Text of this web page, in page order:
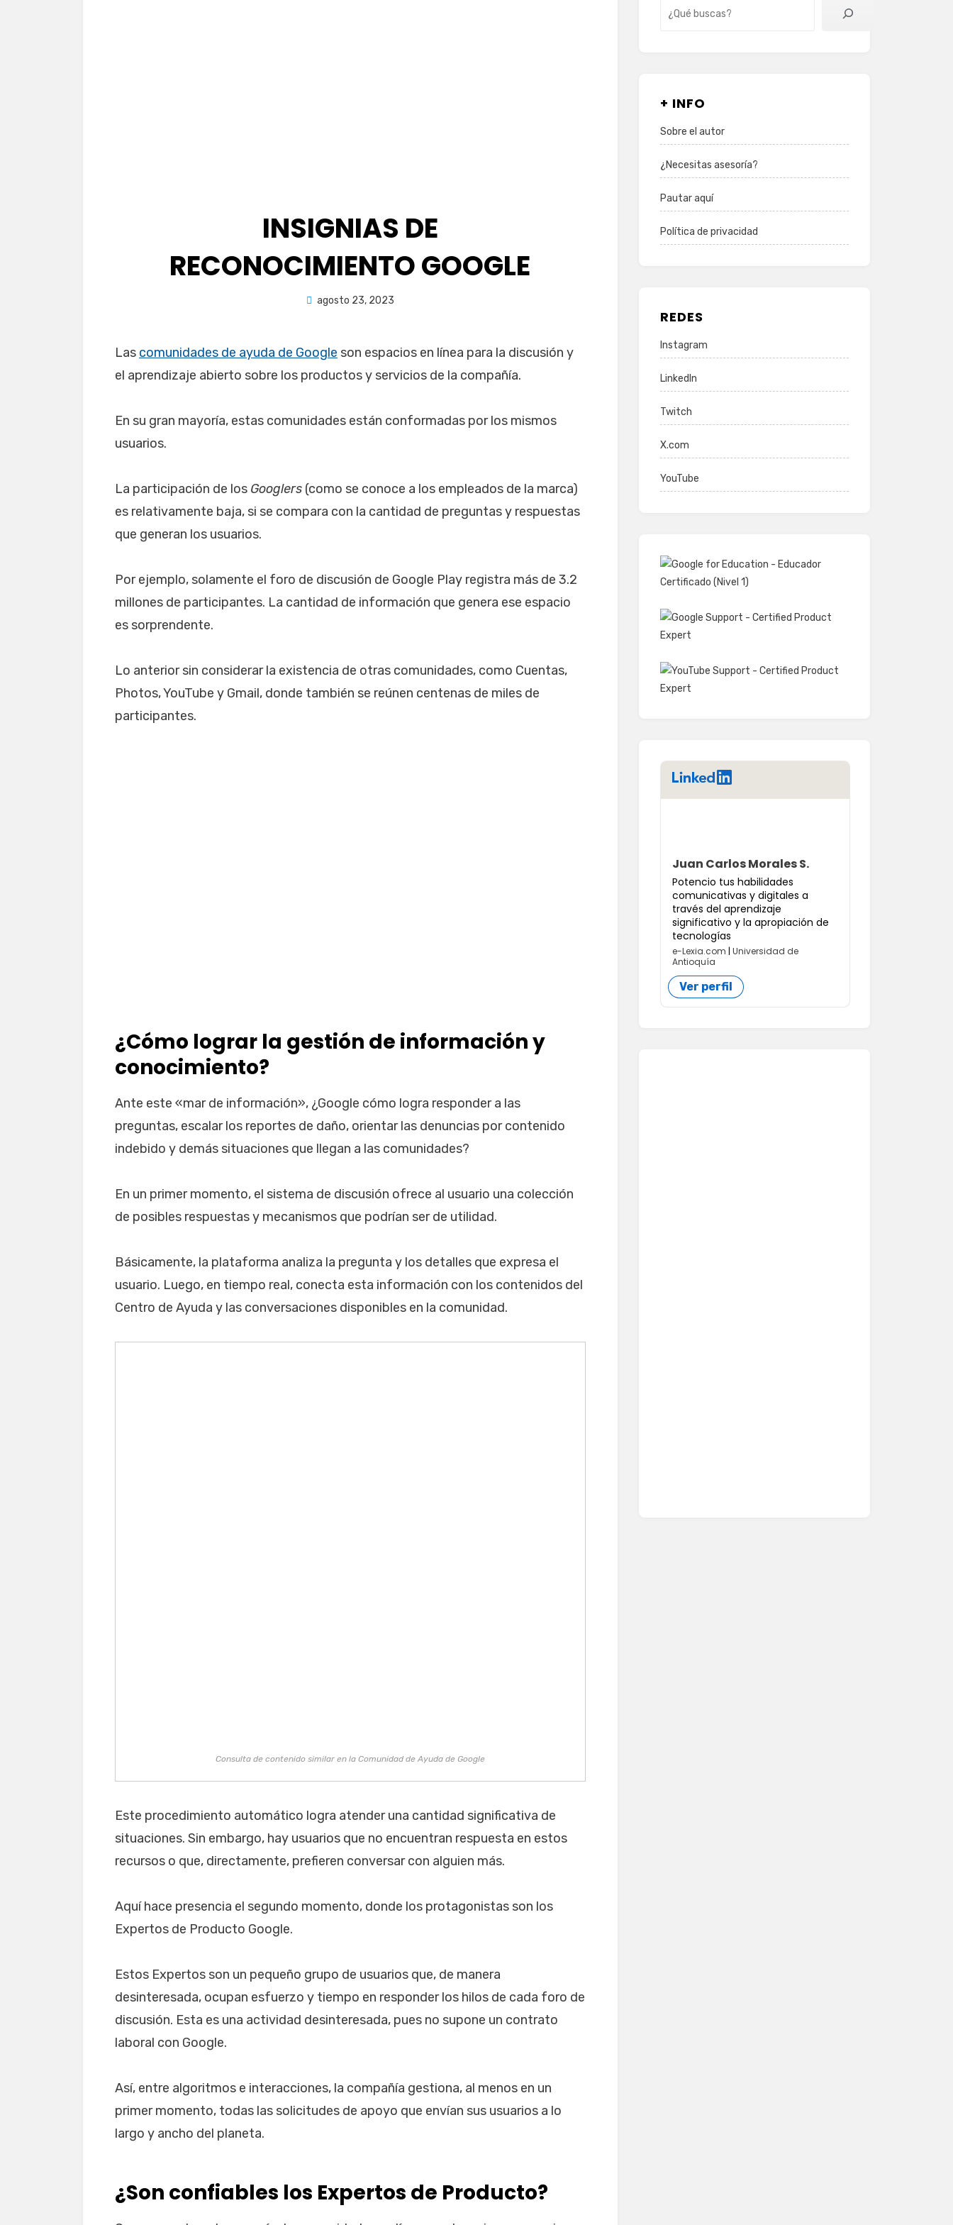
INSIGNIAS DE
RECONOCIMIENTO GOOGLE
porjuancadotcom
Publicada
agosto 23, 2023
Las comunidades de ayuda de Google son espacios en línea para la discusión y
el aprendizaje abierto sobre los productos y servicios de la compañía.
En su gran mayoría, estas comunidades están conformadas por los mismos
usuarios.
La participación de los Googlers (como se conoce a los empleados de la marca)
es relativamente baja, si se compara con la cantidad de preguntas y respuestas
que generan los usuarios.
Por ejemplo, solamente el foro de discusión de Google Play registra más de 3.2
millones de participantes. La cantidad de información que genera ese espacio
es sorprendente.
Lo anterior sin considerar la existencia de otras comunidades, como Cuentas,
Photos, YouTube y Gmail, donde también se reúnen centenas de miles de
participantes.
¿Cómo lograr la gestión de información y
conocimiento?
Ante este «mar de información», ¿Google cómo logra responder a las
preguntas, escalar los reportes de daño, orientar las denuncias por contenido
indebido y demás situaciones que llegan a las comunidades?
En un primer momento, el sistema de discusión ofrece al usuario una colección
de posibles respuestas y mecanismos que podrían ser de utilidad.
Básicamente, la plataforma analiza la pregunta y los detalles que expresa el
usuario. Luego, en tiempo real, conecta esta información con los contenidos del
Centro de Ayuda y las conversaciones disponibles en la comunidad.
Consulta de contenido similar en la Comunidad de Ayuda de Google
Este procedimiento automático logra atender una cantidad significativa de
situaciones. Sin embargo, hay usuarios que no encuentran respuesta en estos
recursos o que, directamente, prefieren conversar con alguien más.
Aquí hace presencia el segundo momento, donde los protagonistas son los
Expertos de Producto Google.
Estos Expertos son un pequeño grupo de usuarios que, de manera
desinteresada, ocupan esfuerzo y tiempo en responder los hilos de cada foro de
discusión. Esta es una actividad desinteresada, pues no supone un contrato
laboral con Google.
Así, entre algoritmos e interacciones, la compañía gestiona, al menos en un
primer momento, todas las solicitudes de apoyo que envían sus usuarios a lo
largo y ancho del planeta.
¿Son confiables los Expertos de Producto?
+ INFO
Sobre el autor
¿Necesitas asesoría?
Pautar aquí
Política de privacidad
REDES
Instagram
LinkedIn
Twitch
X.com
YouTube
LinkedIn
Juan Carlos Morales S.
Potencio tus habilidades
comunicativas y digitales a
través del aprendizaje
significativo y la apropiación de
tecnologías
e-Lexia.com | Universidad de
Antioquía
Ver perfil